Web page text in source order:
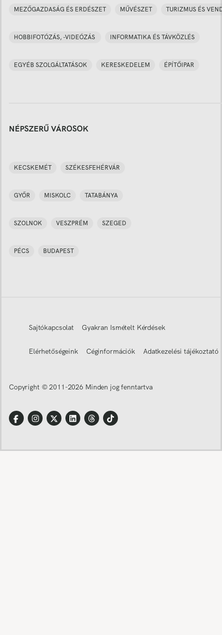
MEZŐGAZDASÁG ÉS ERDÉSZET MŰVÉSZET TURIZMUS ÉS
HOBBIFOTÓZÁS, -VIDEÓZÁS INFORMATIKA ÉS TÁVKÖZLÉS
EGYÉB SZOLGÁLTATÁSOK KERESKEDELEM ÉPÍTŐIPAR
NÉPSZERŰ VÁROSOK
KECSKEMÉT SZÉKESFEHÉRVÁR
GYŐR MISKOLC TATABÁNYA
SZOLNOK VESZPRÉM SZEGED
PÉCS BUDAPEST
Sajtókapcsolat Gyakran Ismételt Kérdések
Elérhetőségeink Céginformációk Adatkezelési tájékoztató
Copyright © 2011-2026 Minden jog fenntartva